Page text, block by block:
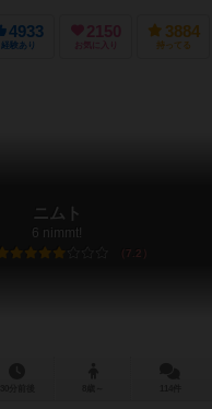
4933
経験あり
2150
お気に入り
3884
持ってる
ニムト
6 nimmt!
7.2